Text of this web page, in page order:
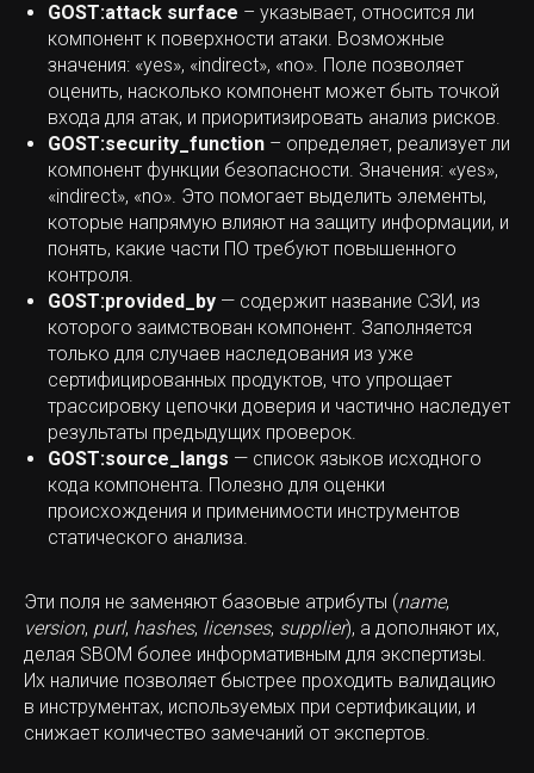
GOST:attack surface – указывает, относится ли
компонент к поверхности атаки. Возможные
значения: «yes», «indirect», «no». Поле позволяет
оценить, насколько компонент может быть точкой
входа для атак, и приоритизировать анализ рисков.
GOST:security_function – определяет, реализует ли
компонент функции безопасности. Значения: «yes»,
«indirect», «no». Это помогает выделить элементы,
которые напрямую влияют на защиту информации, и
понять, какие части ПО требуют повышенного
контроля.
GOST:provided_by — содержит название СЗИ, из
которого заимствован компонент. Заполняется
только для случаев наследования из уже
сертифицированных продуктов, что упрощает
трассировку цепочки доверия и частично наследует
результаты предыдущих проверок.
GOST:source_langs — список языков исходного
кода компонента. Полезно для оценки
происхождения и применимости инструментов
статического анализа.
Эти поля не заменяют базовые атрибуты (name,
version, purl, hashes, licenses, supplier), а дополняют их,
делая SBOM более информативным для экспертизы.
Их наличие позволяет быстрее проходить валидацию
в инструментах, используемых при сертификации, и
снижает количество замечаний от экспертов.